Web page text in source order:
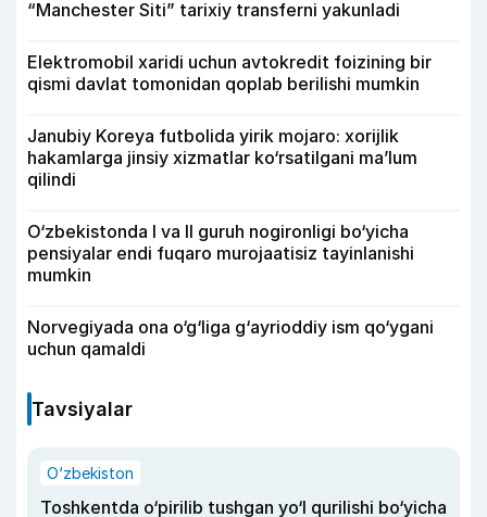
“Manchester Siti” tarixiy transferni yakunladi
Elektromobil xaridi uchun avtokredit foizining bir
qismi davlat tomonidan qoplab berilishi mumkin
Janubiy Koreya futbolida yirik mojaro: xorijlik
hakamlarga jinsiy xizmatlar ko‘rsatilgani ma’lum
qilindi
O‘zbekistonda I va II guruh nogironligi bo‘yicha
pensiyalar endi fuqaro murojaatisiz tayinlanishi
mumkin
Norvegiyada ona o‘g‘liga g‘ayrioddiy ism qo‘ygani
uchun qamaldi
Tavsiyalar
O‘zbekiston
Toshkentda o‘pirilib tushgan yo‘l qurilishi bo‘yicha